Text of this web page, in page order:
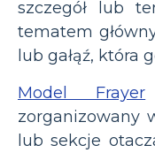
szczegół lub
tematem
lub gałąź, która
Model Frayer
zorganizowany
lub sekcje